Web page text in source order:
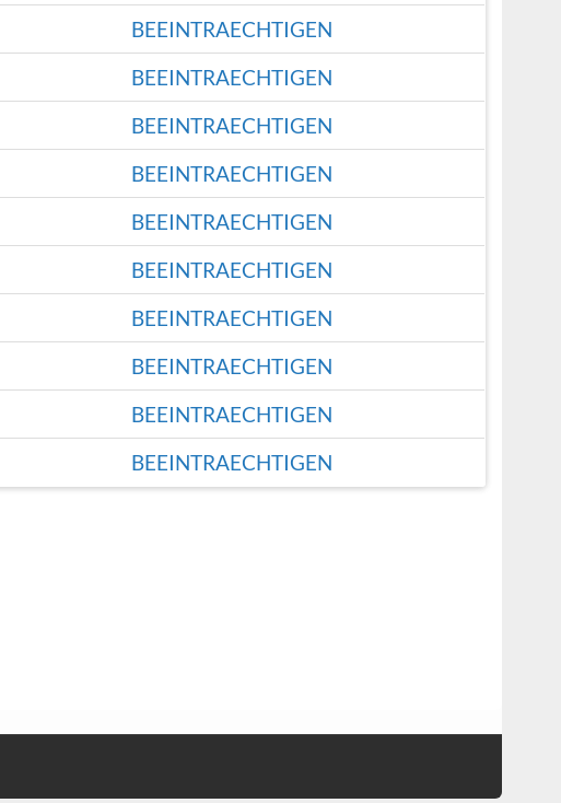
BEEINTRAECHTIGEN
BEEINTRAECHTIGEN
BEEINTRAECHTIGEN
BEEINTRAECHTIGEN
BEEINTRAECHTIGEN
BEEINTRAECHTIGEN
BEEINTRAECHTIGEN
BEEINTRAECHTIGEN
BEEINTRAECHTIGEN
BEEINTRAECHTIGEN